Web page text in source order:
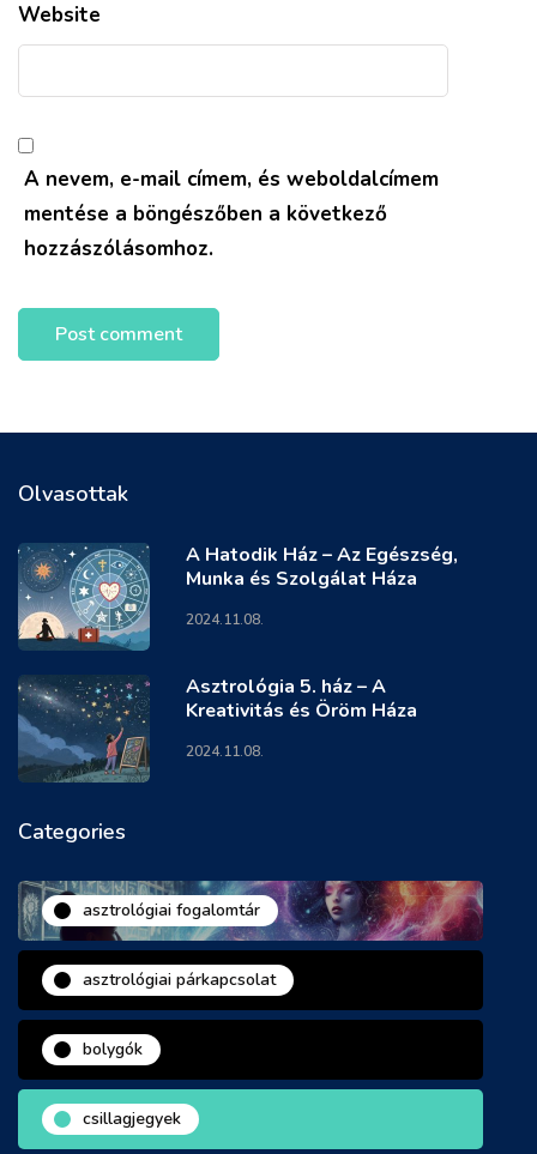
Website
A nevem, e-mail címem, és weboldalcímem
mentése a böngészőben a következő
hozzászólásomhoz.
Olvasottak
A Hatodik Ház – Az Egészség,
Munka és Szolgálat Háza
2024.11.08.
Asztrológia 5. ház – A
Kreativitás és Öröm Háza
2024.11.08.
Categories
asztrológiai fogalomtár
asztrológiai párkapcsolat
bolygók
csillagjegyek